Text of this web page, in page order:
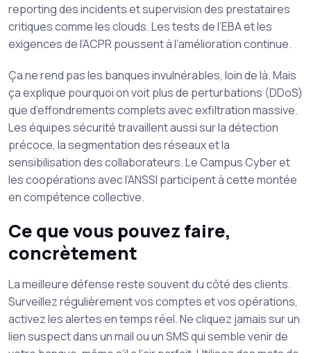
reporting des incidents et supervision des prestataires
critiques comme les clouds. Les tests de l’EBA et les
exigences de l’ACPR poussent à l’amélioration continue.
Ça ne rend pas les banques invulnérables, loin de là. Mais
ça explique pourquoi on voit plus de perturbations (DDoS)
que d’effondrements complets avec exfiltration massive.
Les équipes sécurité travaillent aussi sur la détection
précoce, la segmentation des réseaux et la
sensibilisation des collaborateurs. Le Campus Cyber et
les coopérations avec l’ANSSI participent à cette montée
en compétence collective.
Ce que vous pouvez faire,
concrètement
La meilleure défense reste souvent du côté des clients.
Surveillez régulièrement vos comptes et vos opérations,
activez les alertes en temps réel. Ne cliquez jamais sur un
lien suspect dans un mail ou un SMS qui semble venir de